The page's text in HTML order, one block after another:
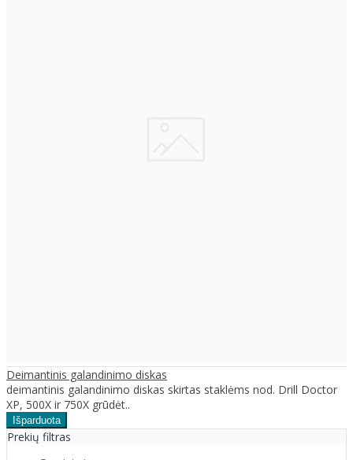
Deimantinis galandinimo diskas
deimantinis galandinimo diskas skirtas staklėms nod. Drill Doctor
XP, 500X ir 750X grūdėt..
Prekių filtras